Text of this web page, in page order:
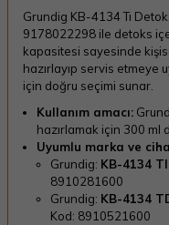
Grundig KB-4134 Tı
9178022298 ile detoks
kapasitesi sayesinde
hazırlayıp servis etmeye
için doğru seçimi sunar.
Kullanım amacı:
hazırlamak için 300 ml
Uyumlu marka ve
Grundig: KB-4134
8910281600
Grundig: KB-4134
Kod: 8910521600